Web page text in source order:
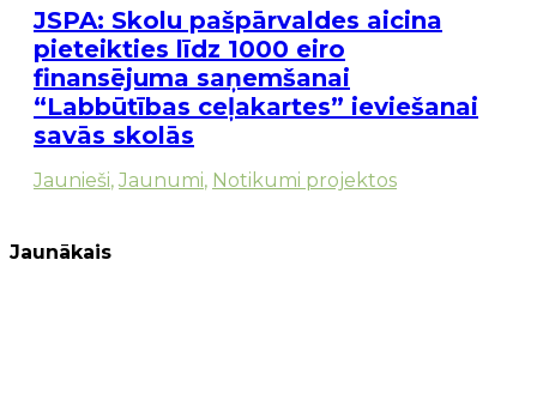
JSPA: Skolu pašpārvaldes aicina
pieteikties līdz 1000 eiro
finansējuma saņemšanai
“Labbūtības ceļakartes” ieviešanai
savās skolās
Jaunieši, Jaunumi, Notikumi projektos
Jaunākais